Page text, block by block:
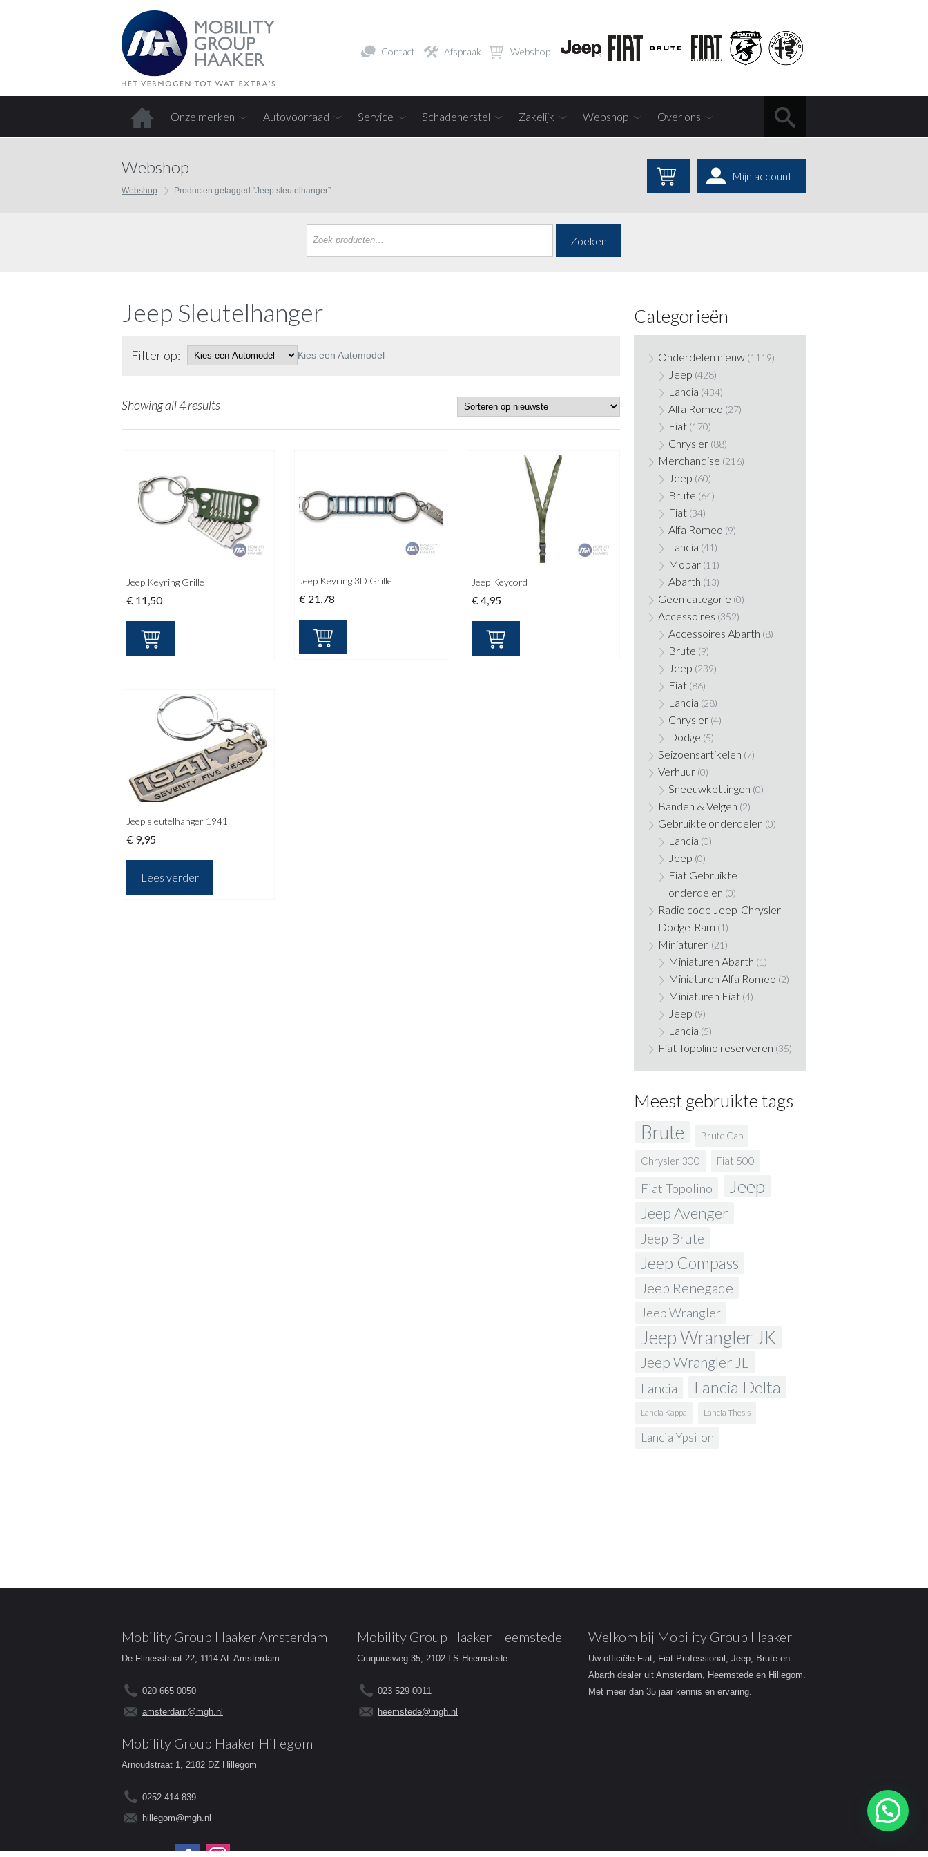
Contact Afspraak Webshop
Onze merken Autovoorraad Service Schadeherstel Zakelijk Webshop Over ons
Webshop
Webshop Producten getagged “Jeep sleutelhanger”
Mijn account
Zoeken
Jeep Sleutelhanger
Filter op: Kies een Automodel
Showing all 4 results
Jeep Keyring Grille
€ 11,50
Jeep Keyring 3D Grille
€ 21,78
Jeep Keycord
€4,95
Jeep sleutelhanger 1941
€ 9,95
Lees verder
Categorieën
Onderdelen nieuw (1119)
Jeep (428)
Lancia (434)
Alfa Romeo (27)
Fiat (170)
Chrysler (88)
Merchandise (216)
Jeep (60)
Brute (64)
Fiat (34)
Alfa Romeo (9)
Lancia (41)
Mopar (11)
Abarth (13)
Geen categorie (0)
Accessoires (352)
Accessoires Abarth (8)
Brute (9)
Jeep (239)
Fiat (86)
Lancia (28)
Chrysler (4)
Dodge (5)
Seizoensartikelen (7)
Verhuur (0)
Sneeuwkettingen (0)
Banden & Velgen (2)
Gebruikte onderdelen (0)
Lancia (0)
Jeep (0)
Fiat Gebruikte
onderdelen (0)
Radio code Jeep-Chrysler-
Dodge-Ram (1)
Miniaturen (21)
Miniaturen Abarth (1)
Miniaturen Alfa Romeo (2)
Miniaturen Fiat (4)
Jeep (9)
Lancia (5)
Fiat Topolino reserveren (35)
Meest gebruikte tags
Brute Brute Cap
Chrysler 300 Fiat 500
Fiat Topolino Jeep
Jeep Avenger
Jeep Brute
Jeep Compass
Jeep Renegade
Jeep Wrangler
Jeep Wrangler JK
Jeep Wrangler JL
Lancia Lancia Delta
Lancia Kappa Lancia Thesis
Lancia Ypsilon
Mobility Group Haaker Amsterdam
De Flinesstraat 22, 1114 AL Amsterdam
020 665 0050
amsterdam@mgh.nl
Mobility Group Haaker Heemstede
Cruquiusweg 35, 2102 LS Heemstede
023 529 0011
heemstede@mgh.nl
Mobility Group Haaker Hillegom
Arnoudstraat 1, 2182 DZ Hillegom
0252 414 839
hillegom@mgh.nl
Volg ons op:
Welkom bij Mobility Group Haaker
Uw officiële Fiat, Fiat Professional, Jeep, Brute en
Abarth dealer uit Amsterdam, Heemstede en Hillegom.
Met meer dan 35 jaar kennis en ervaring.